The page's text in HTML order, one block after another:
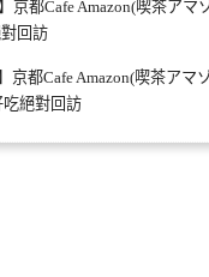
京都Cafe Amazon(喫茶アマ
吃絕對回訪